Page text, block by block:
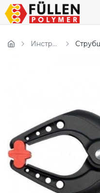
Инструмент